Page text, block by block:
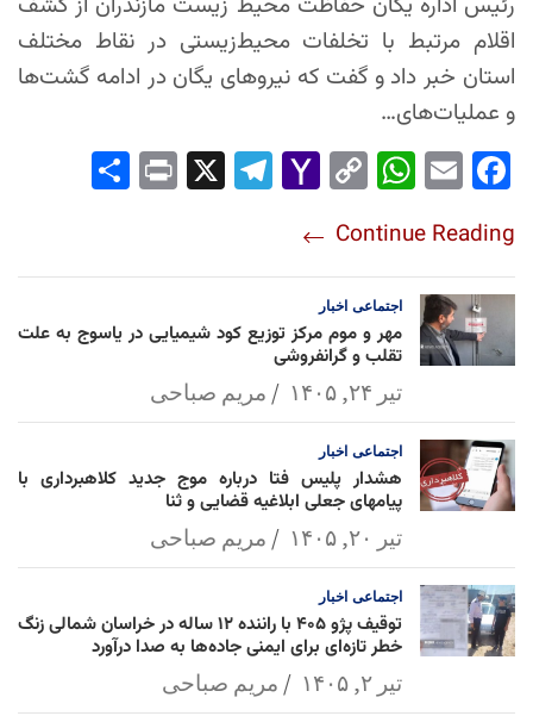
رئیس اداره یگان حفاظت محیط زیست مازندران از کشف
اقلام مرتبط با تخلفات محیط‌زیستی در نقاط مختلف
استان خبر داد و گفت که نیروهای یگان در ادامه گشت‌ها
و عملیات‌های…
Fac
ok
Em
Wh
Ap
p
Co
Lin
k
Yah
l
Tel
Pri
Continue Reading
اجتماعی اخبار
مهر و موم مرکز توزیع کود شیمیایی در یاسوج به علت
تقلب و گرانفروشی
تیر ۲۴, ۱۴۰۵ مریم صباحی
اجتماعی اخبار
هشدار پلیس فتا درباره موج جدید کلاهبرداری با
پیامهای جعلی ابلاغیه قضایی و ثنا
تیر ۲۰, ۱۴۰۵ مریم صباحی
اجتماعی اخبار
توقیف پژو ۴۰۵ با راننده ۱۲ ساله در خراسان شمالی زنگ
خطر تازه‌ای برای ایمنی جاده‌ها به صدا درآورد
تیر ۲, ۱۴۰۵ مریم صباحی